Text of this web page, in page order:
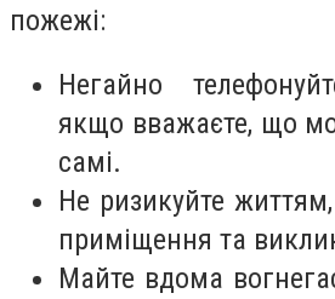
пожежі:
Негайно
якщо вважаєте, що
самі.
Не ризикуйте
приміщення та
Майте вдома